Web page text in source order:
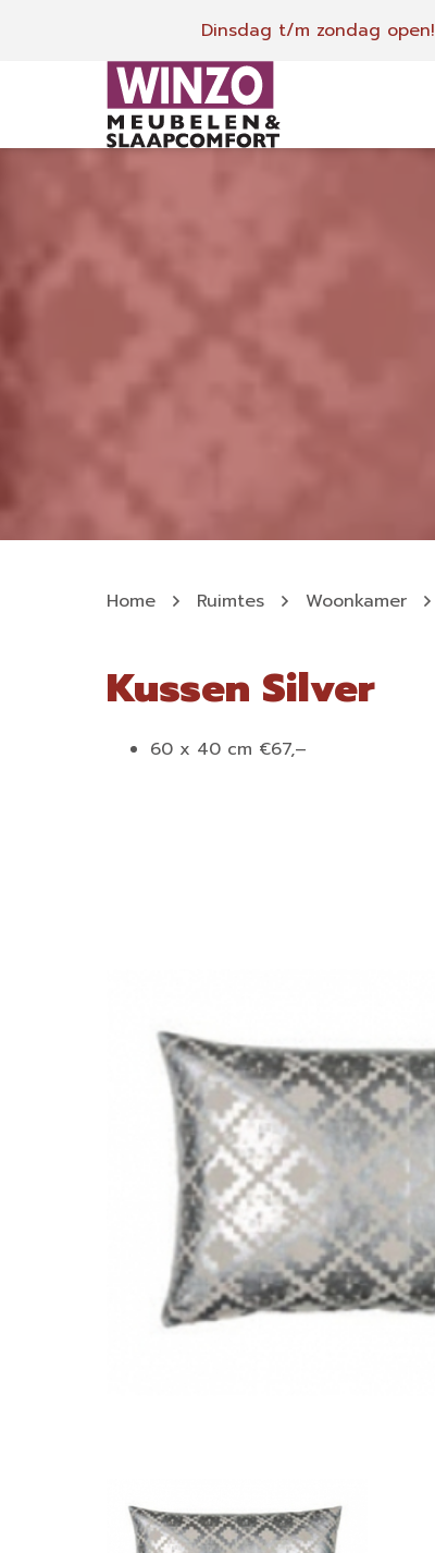
Dinsdag t/m zondag open!
Home Ruimtes Woonkamer
Kussen Silver
60 x 40 cm €67,–